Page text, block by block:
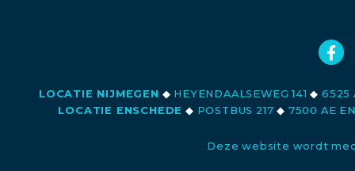
LOCATIE NIJMEGEN ◆ HEYENDAALSEWEG 141◆ 6525
LOCATIE ENSCHEDE ◆ POSTBUS 217◆ 7500 AE
Deze website wordt